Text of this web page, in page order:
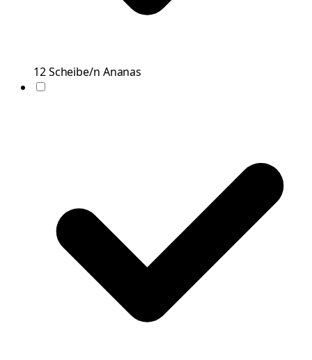
12Scheibe/n Ananas